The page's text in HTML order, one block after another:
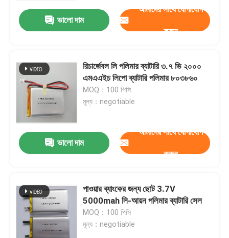
ভালো দাম
আমাদের সাথে যোগাযোগ
করুন
রিচার্জেবল লি পলিমার ব্যাটারি ৩.৭ ভি ২০০০
এমএএইচ লিপো ব্যাটারি পলিমার ৮০৩৮৬০
MOQ：100 পিসি
মূল্য：negotiable
ভালো দাম
আমাদের সাথে যোগাযোগ
করুন
পাওয়ার ব্যাংকের জন্য ছোট 3.7V
5000mah লি-আয়ন পলিমার ব্যাটারি সেল
MOQ：100 পিসি
মূল্য：negotiable